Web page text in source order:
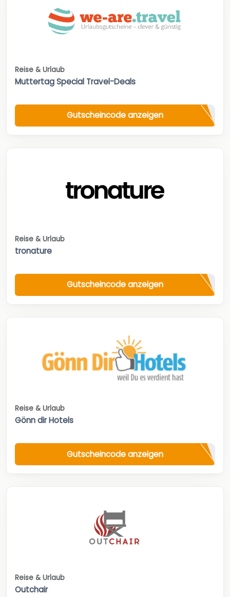
Reise & Urlaub
Muttertag Special Travel-Deals
Gutscheincode anzeigen
Reise & Urlaub
tronature
Gutscheincode anzeigen
Reise & Urlaub
Gönn dir Hotels
Gutscheincode anzeigen
Reise & Urlaub
Outchair